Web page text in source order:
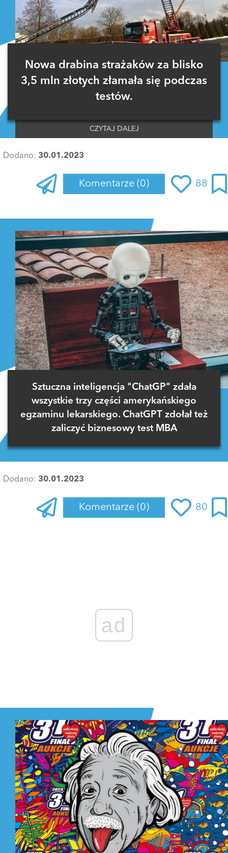
Nowa drabina strażaków za blisko
3,5 mln złotych złamała się podczas
testów.
CZYTAJ DALEJ
Dodano: 30.01.2023
Komentarze (0) 88
Sztuczna inteligencja "ChatGP" zdała
wszystkie trzy części amerykańskiego
egzaminu lekarskiego. ChatGPT zdołał też
zaliczyć biznesowy test MBA
Dodano: 30.01.2023
Komentarze (0) 80
ad